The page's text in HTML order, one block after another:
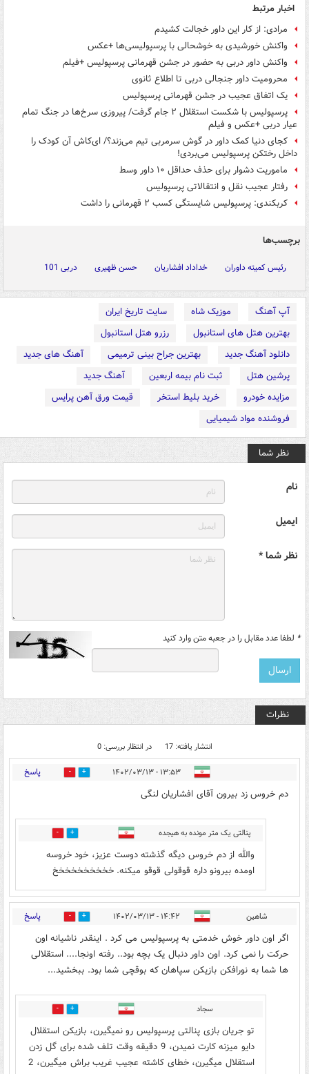
اخبار مرتبط
مرادی: از کار این داور خجالت کشیدم
واکنش خورشیدی به خوشحالی با پرسپولیسی‌ها +عکس
واکنش داور دربی به حضور در جشن قهرمانی پرسپولیس +فیلم
محرومیت داور جنجالی دربی تا اطلاع ثانوی
یک اتفاق عجیب در جشن قهرمانی پرسپولیس
پرسپولیس با شکست استقلال ۲ جام گرفت/ پیروزی سرخ‌ها در جنگ تمام
عیار دربی +عکس و فیلم
کجای دنیا کمک داور در گوش سرمربی تیم می‌زند؟/ ای‌کاش آن کودک را
داخل رختکن پرسپولیس می‌بردی!
ماموریت دشوار برای حذف حداقل ۱۰ داور وسط
رفتار عجیب نقل و انتقالاتی پرسپولیس
کربکندی: پرسپولیس شایستگی کسب ۲ قهرمانی را داشت
برچسب‌ها
رئیس کمیته داوران خداداد افشاریان حسن ظهیری دربی 101
آپ آهنگ موزیک شاه
سایت تاریخ ایران
بهترین هتل های استانبول
رزرو هتل استانبول
دانلود آهنگ جدید
بهترین جراح بینی ترمیمی
آهنگ های جدید
پرشین هتل
ثبت نام بیمه اربعین
آهنگ جدید
مزایده خودرو
خرید بلیط استخر
قیمت ورق آهن پرایس
فروشنده مواد شیمیایی
نظر شما
نام
ایمیل
نظر شما *
* لطفا عدد مقابل را در جعبه متن وارد کنید
نظرات
انتشار یافته: 17 در انتظار بررسی: 0
۱۳:۵۳ - ۱۴۰۲/۰۳/۱۳ 13 پاسخ
دم خروس زد بیرون آقای افشاریان لنگی
پنالتی یک متر مونده به هیجده 10
والله از دم خروس دیگه گذشته دوست عزیز، خود خروسه
اومده بیرونو داره قوقولی قوقو میکنه. خخخخخخخخخخ
شاهین ۱۴:۴۲ - ۱۴۰۲/۰۳/۱۳ 2 پاسخ
اگر اون داور خوش خدمتی به پرسپولیس می کرد . اینقدر ناشیانه اون
حرکت را نمی کرد. اون داور دنبال یک بچه بود.. رفته اونجا.... استقلالی
ها شما به نورافکن بازیکن سپاهان که بوقچی شما بود. ببخشید...
سجاد 0
تو جریان بازی پنالتی پرسپولیس رو نمیگیرن، بازیکن استقلال
دایو میزنه کارت نمیدن، 9 دقیقه وقت تلف شده برای گل زدن
استقلال میگیرن، خطای کاشته عجیب غریب براش میگیرن، 2